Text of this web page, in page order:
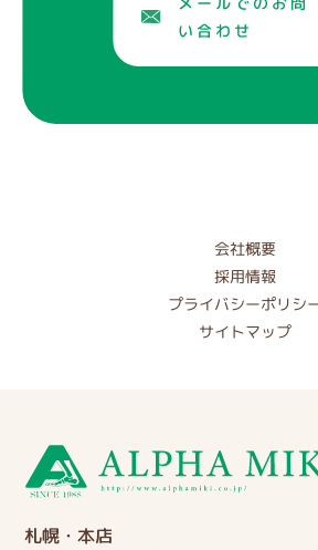
い合わせ
会社概要
採用情報
プライバシーポリシ
サイトマップ
札幌・本店